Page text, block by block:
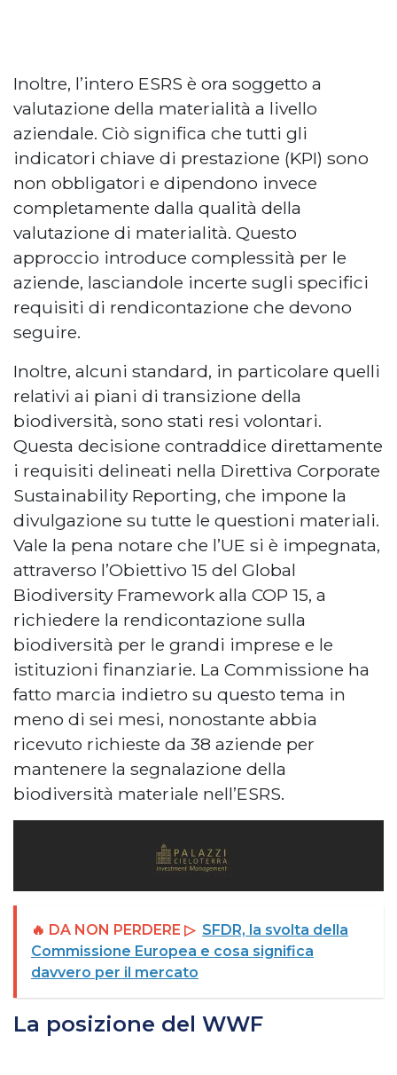
Inoltre, l’intero ESRS è ora soggetto a
valutazione della materialità a livello
aziendale. Ciò significa che tutti gli
indicatori chiave di prestazione (KPI) sono
non obbligatori e dipendono invece
completamente dalla qualità della
valutazione di materialità. Questo
approccio introduce complessità per le
aziende, lasciandole incerte sugli specifici
requisiti di rendicontazione che devono
seguire.
Inoltre, alcuni standard, in particolare quelli
relativi ai piani di transizione della
biodiversità, sono stati resi volontari.
Questa decisione contraddice direttamente
i requisiti delineati nella Direttiva Corporate
Sustainability Reporting, che impone la
divulgazione su tutte le questioni materiali.
Vale la pena notare che l’UE si è impegnata,
attraverso l’Obiettivo 15 del Global
Biodiversity Framework alla COP 15, a
richiedere la rendicontazione sulla
biodiversità per le grandi imprese e le
istituzioni finanziarie. La Commissione ha
fatto marcia indietro su questo tema in
meno di sei mesi, nonostante abbia
ricevuto richieste da 38 aziende per
mantenere la segnalazione della
biodiversità materiale nell’ESRS.
🔥 DA NON PERDERE ▷ SFDR, la svolta della
Commissione Europea e cosa significa
davvero per il mercato
La posizione del WWF